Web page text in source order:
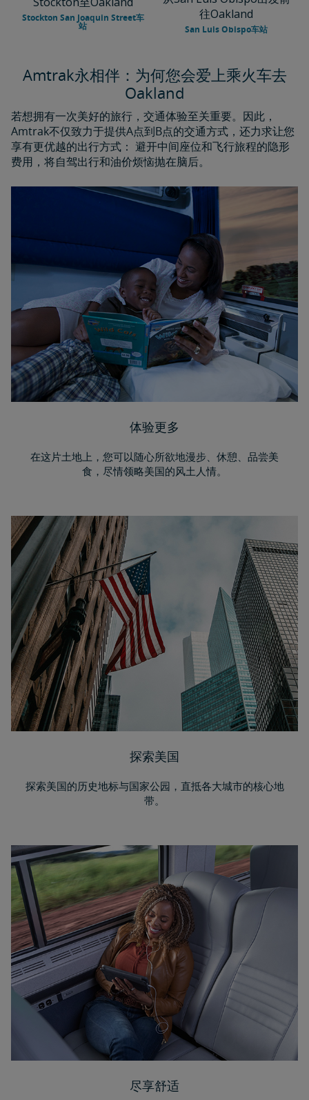
Stockton San Joaquin Street车
站
往Oakland
San Luis Obispo车站
Amtrak永相伴：为何您会爱上乘火车去
Oakland
若想拥有一次美好的旅行，交通体验至关重要。因此，
Amtrak不仅致力于提供A点到B点的交通方式，还力求让您
享有更优越的出行方式： 避开中间座位和飞行旅程的隐形
费用，将自驾出行和油价烦恼抛在脑后。
体验更多
在这片土地上，您可以随心所欲地漫步、休憩、品尝美
食，尽情领略美国的风土人情。
探索美国
探索美国的历史地标与国家公园，直抵各大城市的核心地
带。
尽享舒适